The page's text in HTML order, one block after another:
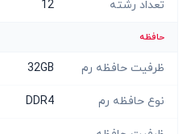
تعداد رشته 12
حافظه
ظرفیت حافظه رم 32GB
نوع حافظه رم DDR4